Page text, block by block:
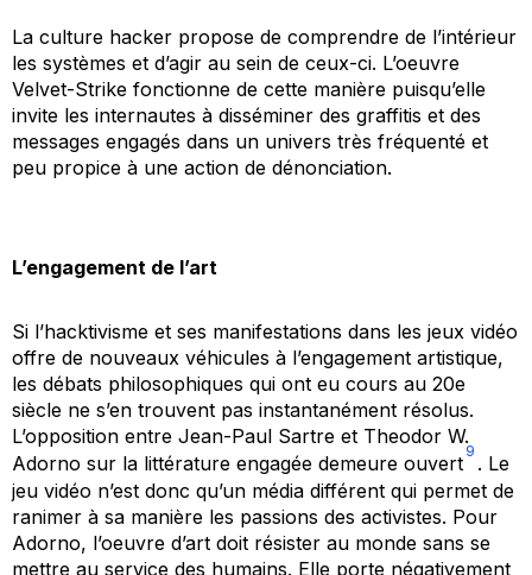
La culture hacker propose de comprendre de l’intérieur
les systèmes et d’agir au sein de ceux-ci. L’oeuvre
Velvet-Strike fonctionne de cette manière puisqu’elle
invite les internautes à disséminer des graffitis et des
messages engagés dans un univers très fréquenté et
peu propice à une action de dénonciation.
L’engagement de l’art
Si l’hacktivisme et ses manifestations dans les jeux vidéo
offre de nouveaux véhicules à l’engagement artistique,
les débats philosophiques qui ont eu cours au 20e
siècle ne s’en trouvent pas instantanément résolus.
L’opposition entre Jean-Paul Sartre et Theodor W.
Adorno sur la littérature engagée demeure ouvert
9
. Le
jeu vidéo n’est donc qu’un média différent qui permet de
ranimer à sa manière les passions des activistes. Pour
Adorno, l’oeuvre d’art doit résister au monde sans se
mettre au service des humains. Elle porte négativement